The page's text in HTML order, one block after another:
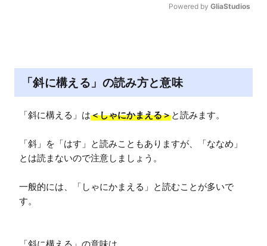
Powered by GliaStudios
「斜に構える」の読み方と意味
「斜に構える」は＜しゃにかまえる＞と読みます。
「斜」を「はす」と読みこともありますが、「ななめ」
とは読まないので注意しましょう。
一般的には、「しゃにかまえる」と読むことが多いで
す。